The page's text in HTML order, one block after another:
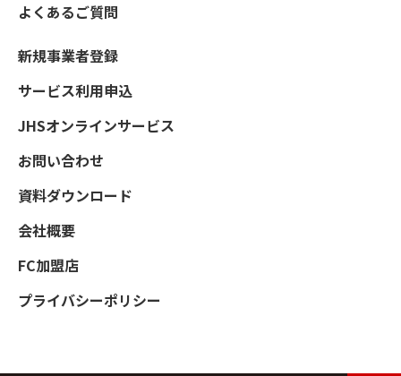
よくあるご質問
新規事業者登録
サービス利用申込
JHSオンラインサービス
お問い合わせ
資料ダウンロード
会社概要
FC加盟店
プライバシーポリシー